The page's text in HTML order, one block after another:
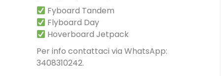
Fyboard Tandem
Flyboard Day
Hoverboard Jetpack
Per info contattaci via WhatsApp:
3408310242.